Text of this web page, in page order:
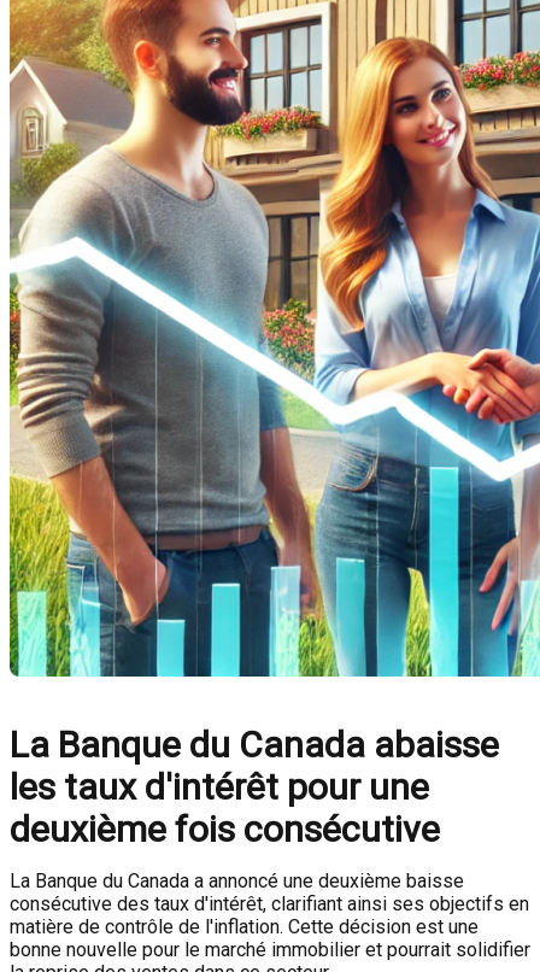
La Banque du Canada abaisse
les taux d'intérêt pour une
deuxième fois consécutive
La Banque du Canada a annoncé une deuxième baisse
consécutive des taux d'intérêt, clarifiant ainsi ses objectifs en
matière de contrôle de l'inflation. Cette décision est une
bonne nouvelle pour le marché immobilier et pourrait solidifier